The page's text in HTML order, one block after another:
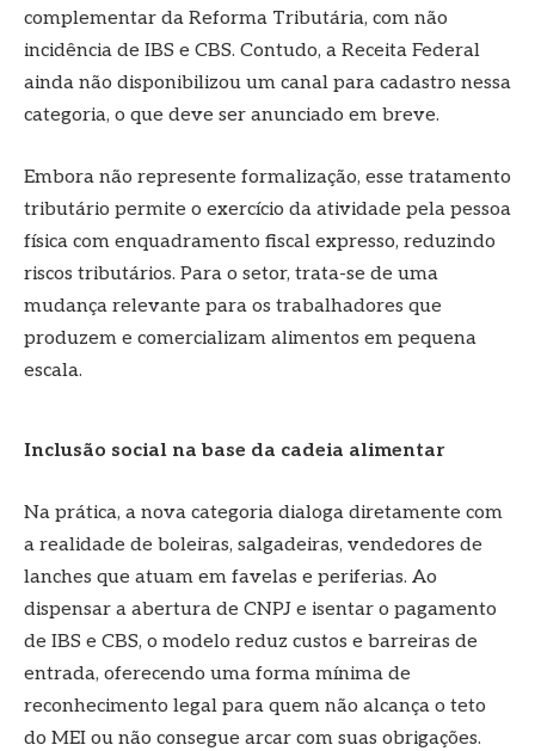
complementar da Reforma Tributária, com não
incidência de IBS e CBS. Contudo, a Receita Federal
ainda não disponibilizou um canal para cadastro nessa
categoria, o que deve ser anunciado em breve.
Embora não represente formalização, esse tratamento
tributário permite o exercício da atividade pela pessoa
física com enquadramento fiscal expresso, reduzindo
riscos tributários. Para o setor, trata-se de uma
mudança relevante para os trabalhadores que
produzem e comercializam alimentos em pequena
escala.
Inclusão social na base da cadeia alimentar
Na prática, a nova categoria dialoga diretamente com
a realidade de boleiras, salgadeiras, vendedores de
lanches que atuam em favelas e periferias. Ao
dispensar a abertura de CNPJ e isentar o pagamento
de IBS e CBS, o modelo reduz custos e barreiras de
entrada, oferecendo uma forma mínima de
reconhecimento legal para quem não alcança o teto
do MEI ou não consegue arcar com suas obrigações.